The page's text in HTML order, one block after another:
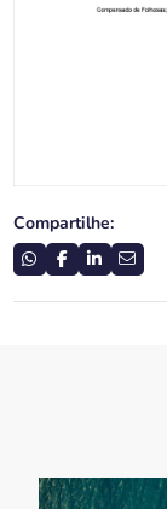
Compartilhe: